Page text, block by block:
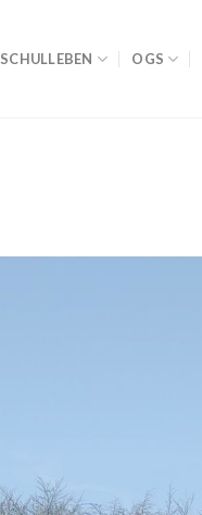
SCHULLEBEN OGS